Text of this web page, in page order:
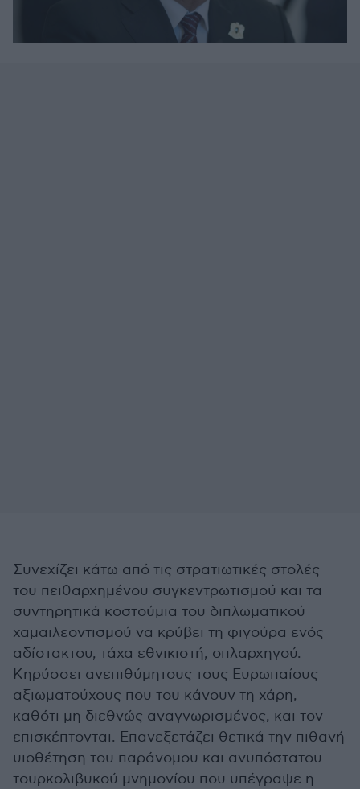
Συνεχίζει κάτω από τις στρατιωτικές στολές
του πειθαρχημένου συγκεντρωτισμού και τα
συντηρητικά κοστούμια του διπλωματικού
χαμαιλεοντισμού να κρύβει τη φιγούρα ενός
αδίστακτου, τάχα εθνικιστή, οπλαρχηγού.
Κηρύσσει ανεπιθύμητους τους Ευρωπαίους
αξιωματούχους που του κάνουν τη χάρη,
καθότι μη διεθνώς αναγνωρισμένος, και τον
επισκέπτονται. Επανεξετάζει θετικά την πιθανή
υιοθέτηση του παράνομου και ανυπόστατου
τουρκολιβυκού μνημονίου που υπέγραψε η